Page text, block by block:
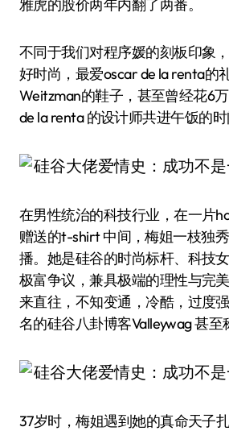
雅虎的股价两年内翻了两番。
不同于我们对程序媛的刻板印象
好时尚，最爱oscar de la renta的
Weitzman的鞋子，甚至曾经花6
de la renta 的设计师共进午饭的时
在男性统治的科技行业，在一片
赠送的t-shirt 中间，梅姐一枝独
播。她是硅谷的时尚标杆、科技
极富争议，兼具极端的理性与完
来直往，不知变通，冷酷，过度
名的硅谷八卦博客Valleywag 甚至
37岁时，梅姐遇到她的真命天子